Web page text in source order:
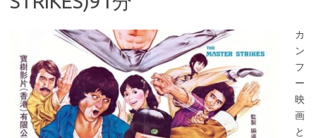
カ
ン
フ
ー
映
画
と